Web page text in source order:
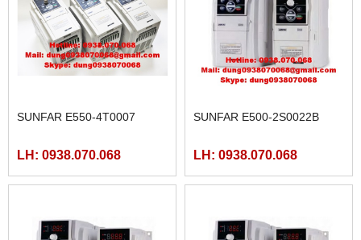
SUNFAR E550-4T0007
LH: 0938.070.068
SUNFAR E500-2S0022B
LH: 0938.070.068